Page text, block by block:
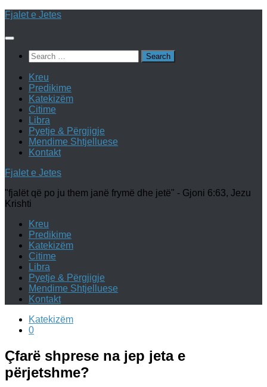
Skip
content
Fjalet e Jetes
Search
for:
Kreu
Predikime
Katekizëm
Citime
Libra
Pyetje & Përgjigje
Mendime Shtjelluese
Kontakt
Fjalet e Jetes
"fjalët që po ju them janë frymë dhe jetë" - Gjoni 6:63, Jezu
Krishti
Kreu
Predikime
Katekizëm
Citime
Libra
Pyetje & Përgjigje
Mendime Shtjelluese
Kontakt
Katekizëm
0
Çfarë shprese na jep jeta e
përjetshme?